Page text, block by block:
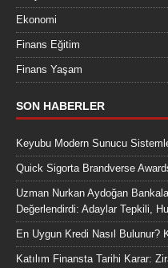
Ekonomi
Finans Eğitim
Finans Yaşam
SON HABERLER
Keyubu Modern Sunucu
Quick Sigorta Brandverse
Uzman Nurkan Aydoğan
Değerlendirdi: Adaylar Tepkili,
En Uygun Kredi Nasıl Bulunur?
Katılım Finansta Tarihi Karar: